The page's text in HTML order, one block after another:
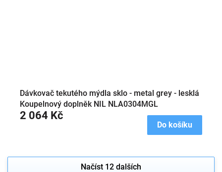
Dávkovač tekutého mýdla sklo - metal grey - lesklá
Koupelnový doplněk NIL NLA0304MGL
2 064 Kč
Do košíku
Načíst 12 dalších